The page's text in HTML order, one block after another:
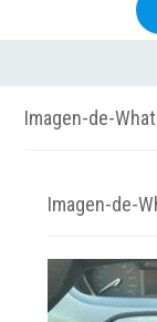
Imagen-de-
Imagen-de-